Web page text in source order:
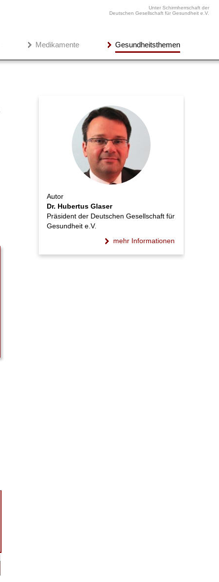
Unter Schirmherrschaft der
Deutschen Gesellschaft für Gesundheit e.V.
Medikamente
Gesundheitsthemen
Autor
Dr. Hubertus Glaser
Präsident der Deutschen Gesellschaft für
Gesundheit e.V.
mehr Informationen